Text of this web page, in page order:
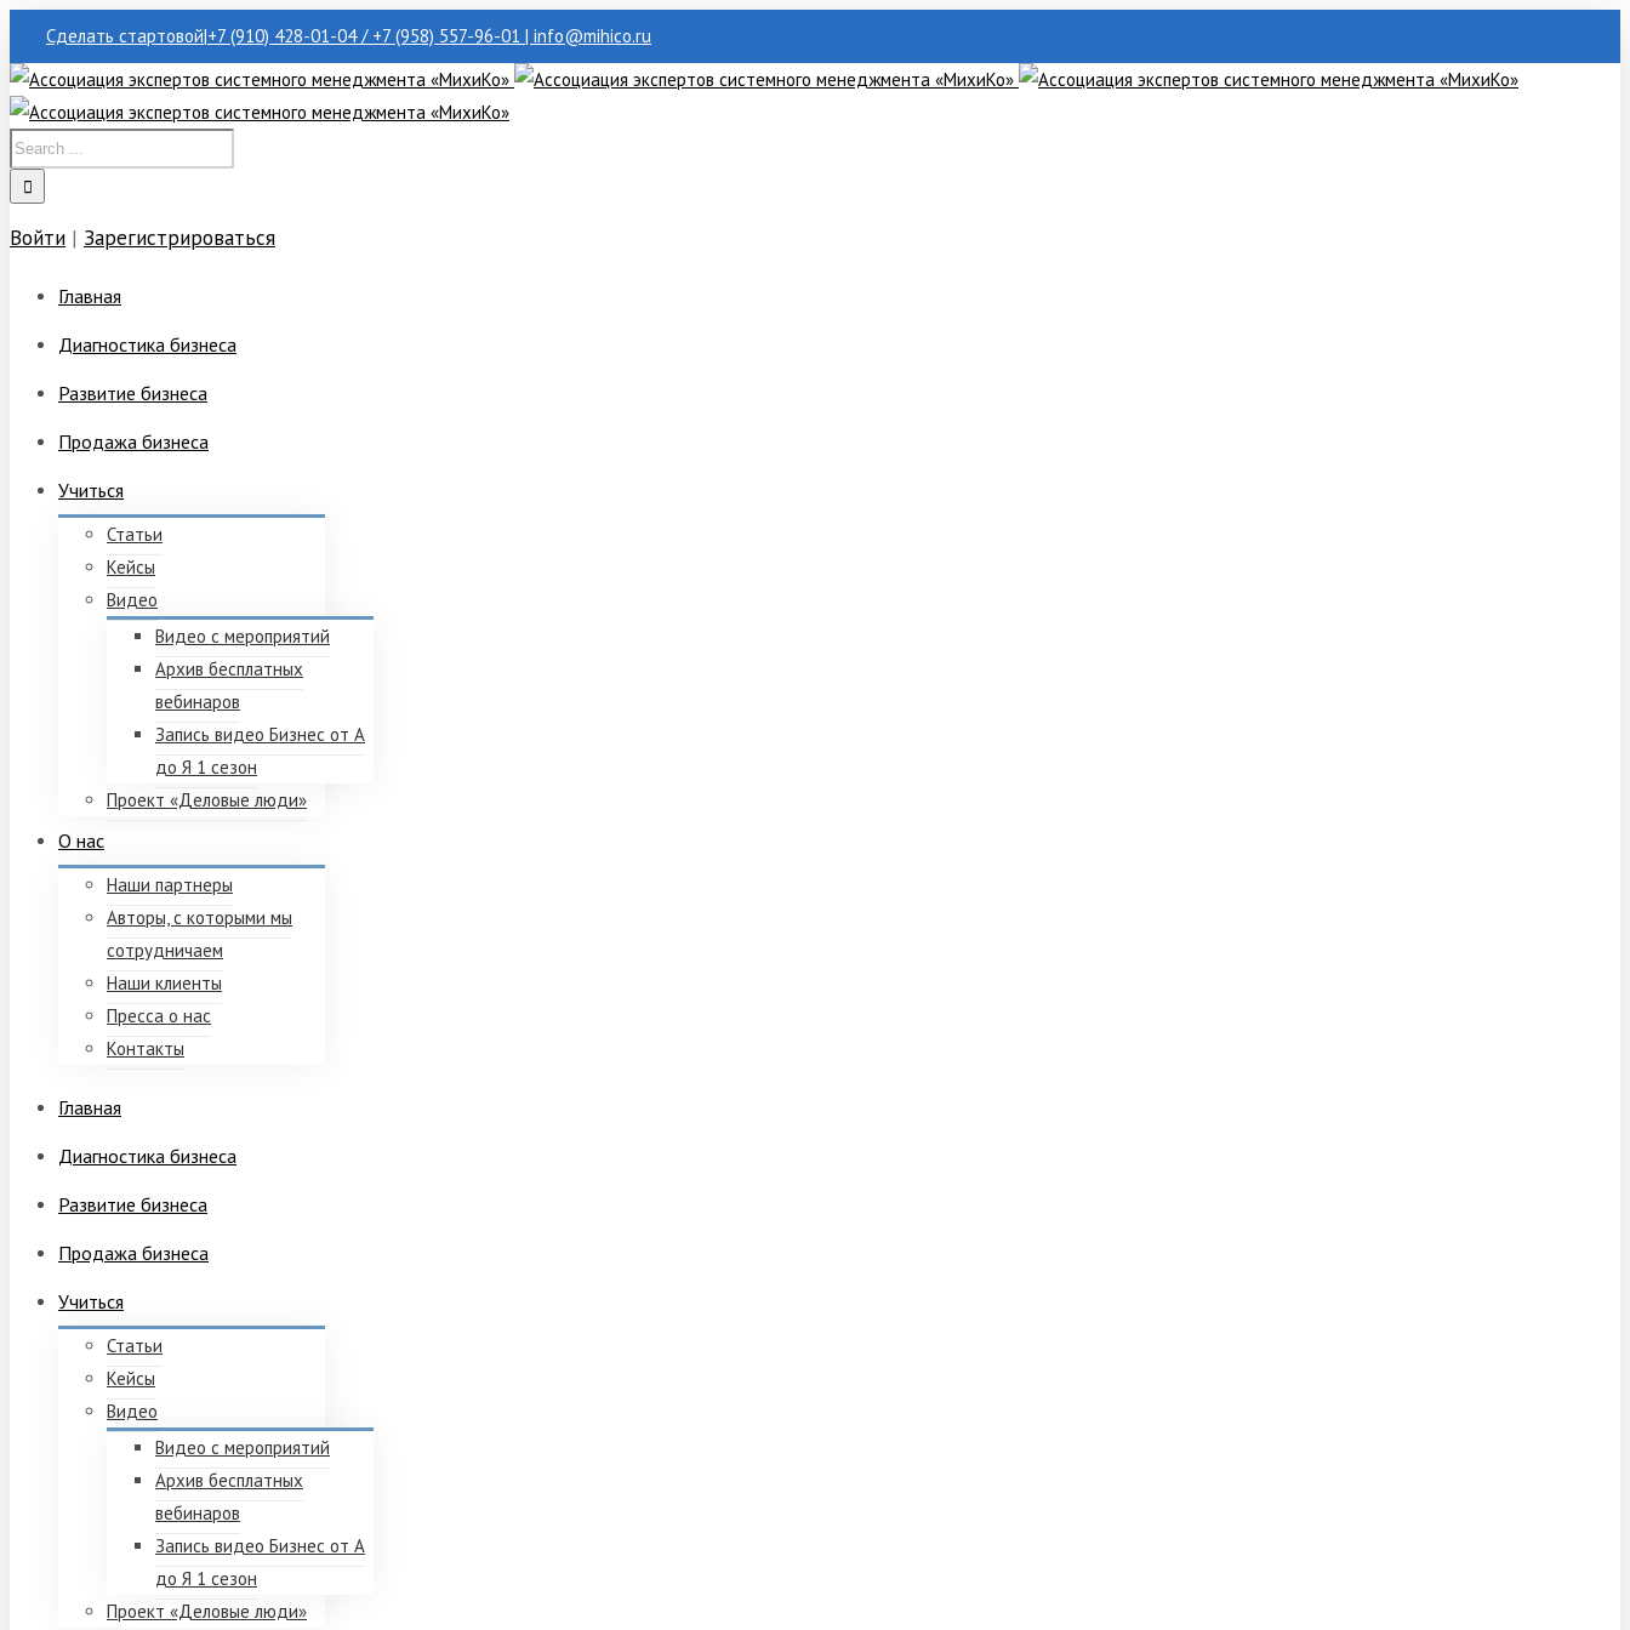
Сделать стартовой|+7 (910) 428-01-04 / +7 (958) 557-96-01 | info@mihico.ru
Войти | Зарегистрироваться
Главная
Диагностика бизнеса
Развитие бизнеса
Продажа бизнеса
Учиться
Статьи
Кейсы
Видео
Видео с мероприятий
Архив бесплатных
вебинаров
Запись видео Бизнес от А
до Я 1 сезон
Проект «Деловые люди»
О нас
Наши партнеры
Авторы, с которыми мы
сотрудничаем
Наши клиенты
Пресса о нас
Контакты
Главная
Диагностика бизнеса
Развитие бизнеса
Продажа бизнеса
Учиться
Статьи
Кейсы
Видео
Видео с мероприятий
Архив бесплатных
вебинаров
Запись видео Бизнес от А
до Я 1 сезон
Проект «Деловые люди»